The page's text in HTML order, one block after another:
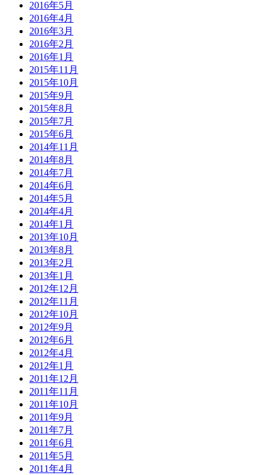
2016年5月
2016年4月
2016年3月
2016年2月
2016年1月
2015年11月
2015年10月
2015年9月
2015年8月
2015年7月
2015年6月
2014年11月
2014年8月
2014年7月
2014年6月
2014年5月
2014年4月
2014年1月
2013年10月
2013年8月
2013年2月
2013年1月
2012年12月
2012年11月
2012年10月
2012年9月
2012年6月
2012年4月
2012年1月
2011年12月
2011年11月
2011年10月
2011年9月
2011年7月
2011年6月
2011年5月
2011年4月